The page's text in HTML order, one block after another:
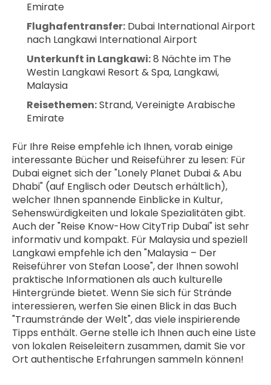
Emirate
Flughafentransfer: Dubai International Airport
nach Langkawi International Airport
Unterkunft in Langkawi: 8 Nächte im The
Westin Langkawi Resort & Spa, Langkawi,
Malaysia
Reisethemen: Strand, Vereinigte Arabische
Emirate
Für Ihre Reise empfehle ich Ihnen, vorab einige
interessante Bücher und Reiseführer zu lesen: Für
Dubai eignet sich der "Lonely Planet Dubai & Abu
Dhabi" (auf Englisch oder Deutsch erhältlich),
welcher Ihnen spannende Einblicke in Kultur,
Sehenswürdigkeiten und lokale Spezialitäten gibt.
Auch der "Reise Know-How CityTrip Dubai" ist sehr
informativ und kompakt. Für Malaysia und speziell
Langkawi empfehle ich den "Malaysia – Der
Reiseführer von Stefan Loose", der Ihnen sowohl
praktische Informationen als auch kulturelle
Hintergründe bietet. Wenn Sie sich für Strände
interessieren, werfen Sie einen Blick in das Buch
"Traumstrände der Welt", das viele inspirierende
Tipps enthält. Gerne stelle ich Ihnen auch eine Liste
von lokalen Reiseleitern zusammen, damit Sie vor
Ort authentische Erfahrungen sammeln können!